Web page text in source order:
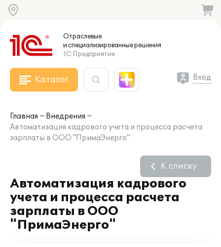
Отраслевые
и специализированныерешения
1С:Предприятие
Каталог Вход
Главная
Внедрения
Автоматизация кадрового учета и процесса расчета
зарплаты в ООО "ПримаЭнерго"
Автоматизация кадрового
учета и процесса расчета
зарплаты в ООО
"ПримаЭнерго"
К списку